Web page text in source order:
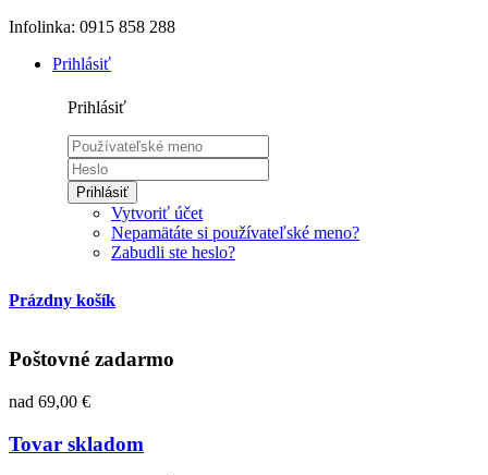
Infolinka: 0915 858 288
Prihlásiť
Prihlásiť
Prihlásiť
Vytvoriť účet
Nepamätáte si používateľské meno?
Zabudli ste heslo?
Prázdny košík
Poštovné zadarmo
nad 69,00 €
Tovar skladom